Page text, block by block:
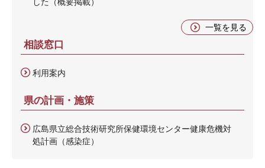
一覧を見る
相談窓口
利用案内
県の計画・施策
広島県立総合技術研究所保健環境センター健康危機対
処計画（感染症）